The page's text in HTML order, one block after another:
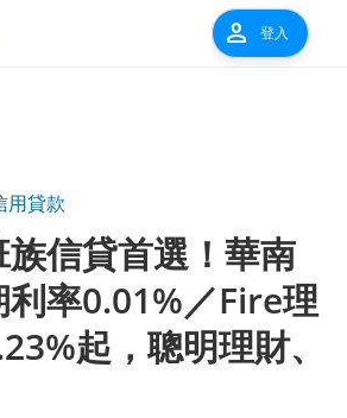
person 登入
用貸款
信貸首選！華南
率0.01%／Fire理
起，聰明理財、